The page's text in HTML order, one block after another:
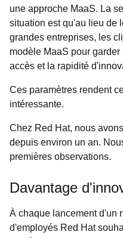
une approche MaaS. La
situation est qu'au lieu de
grandes entreprises, les
modèle MaaS pour
accès et la rapidité
Ces paramètres rendent
intéressante.
Chez Red Hat, nous
depuis environ un an.
premières observations.
Davantage
À chaque lancement d'un
d'employés Red Hat